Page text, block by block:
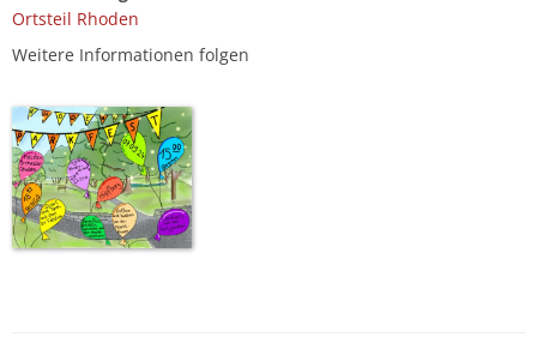
Ortsteil Rhoden
Weitere Informationen folgen